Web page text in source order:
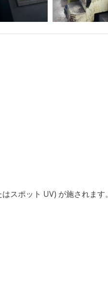
スポット UV) が施されます。